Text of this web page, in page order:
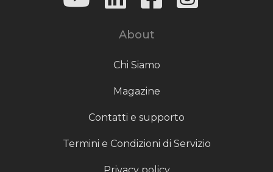
About
Chi Siamo
Magazine
Contatti e supporto
Termini e Condizioni di Servizio
Privacy policy